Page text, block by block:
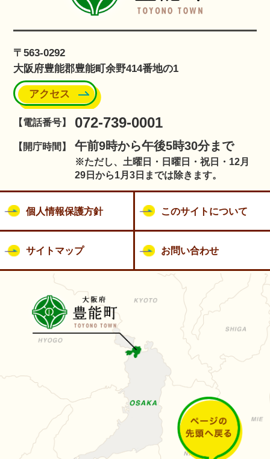
〒563-0292
大阪府豊能郡豊能町余野414番地の1
アクセス
【電話番号】 072-739-0001
【開庁時間】 午前9時から午後5時30分まで
※ただし、土曜日・日曜日・祝日・12月
29日から1月3日までは除きます。
個人情報保護方針 このサイトについて
サイトマップ お問い合わせ